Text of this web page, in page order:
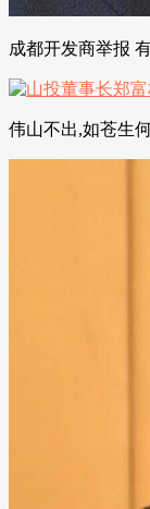
成都开发商举报
伟山不出,如苍生